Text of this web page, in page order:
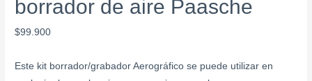
borrador de aire Paasche
$99.900
Este kit borrador/grabador Aerográfico se puede utilizar en